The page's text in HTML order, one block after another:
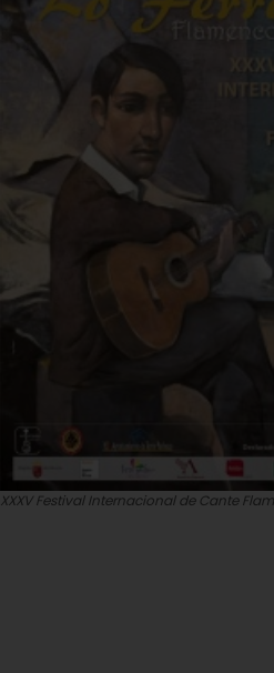
XXXV Festival Internacional de Cante